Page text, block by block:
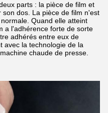
parts : la pièce de film et
dos. La pièce de film n'est
Quand elle atteint
a l'adhérence forte de sorte
adhérés entre eux de
avec la technologie de la
chaude de presse.